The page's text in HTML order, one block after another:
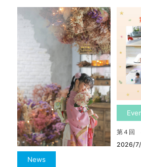
News
第４回
2026/